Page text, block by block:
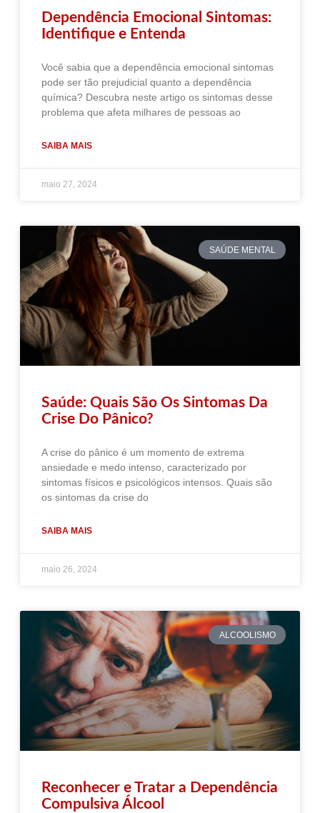
Dependência Emocional Sintomas:
Identifique e Entenda
Você sabia que a dependência emocional sintomas
pode ser tão prejudicial quanto a dependência
química? Descubra neste artigo os sintomas desse
problema que afeta milhares de pessoas ao
SAIBA MAIS
maio 27, 2024
SAÚDE MENTAL
Saúde: Quais São Os Sintomas Da
Crise Do Pânico?
A crise do pânico é um momento de extrema
ansiedade e medo intenso, caracterizado por
sintomas físicos e psicológicos intensos. Quais são
os sintomas da crise do
SAIBA MAIS
maio 26, 2024
ALCOOLISMO
Reconhecer e Tratar a Dependência
Compulsiva Álcool